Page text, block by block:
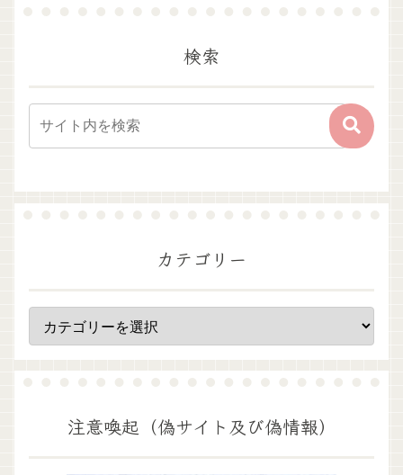
検索
カテゴリー
注意喚起（偽サイト及び偽情報）